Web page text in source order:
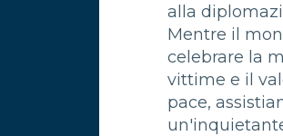
alla
Mentre il
celebrare la
vittime e il
pace,